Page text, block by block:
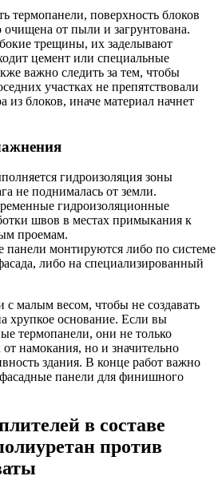
термопанели, поверхность блоков
от пыли и загрунтована.
трещины, их заделывают
цемент или специальные
важно следить за тем, чтобы
участках не препятствовали
из блоков, иначе материал начнет
гидроизоляция зоны
не поднималась от земли.
гидроизоляционные
швов в местах примыкания к
проемам.
панели монтируются либо по системе
либо на специализированный
малым весом, чтобы не создавать
хрупкое основание. Если вы
термопанели, они не только
намокания, но и значительно
здания. В конце работ важно
панели для финишного
в составе
против